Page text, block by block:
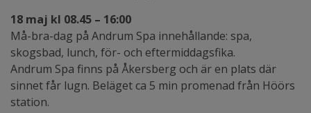
18 maj kl 08.45 – 16:00
Må-bra-dag på Andrum Spa innehållande: spa,
skogsbad, lunch, för- och eftermiddagsfika.
Andrum Spa finns på Åkersberg och är en plats där
sinnet får lugn. Beläget ca 5 min promenad från Höörs
station.